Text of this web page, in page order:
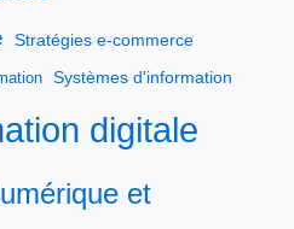
Stratégies e-commerce
Systèmes d'information
digitale
et